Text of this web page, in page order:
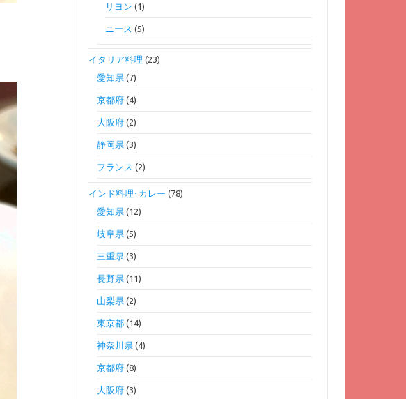
リヨン (1)
ニース (5)
イタリア料理 (23)
愛知県(7)
京都府(4)
大阪府(2)
静岡県(3)
フランス (2)
インド料理･カレー (78)
愛知県(12)
岐阜県(5)
三重県(3)
長野県(11)
山梨県(2)
東京都(14)
神奈川県(4)
京都府(8)
大阪府(3)